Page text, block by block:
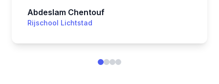
Abdeslam Chentouf
Rijschool Lichtstad